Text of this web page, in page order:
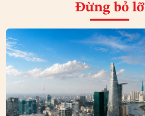
Đừng bỏ lỡ